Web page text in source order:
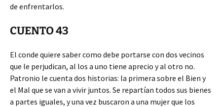
de enfrentarlos.
CUENTO 43
El conde quiere saber como debe portarse con dos vecinos
que le perjudican, al los a uno tiene aprecio y al otro no.
Patronio le cuenta dos historias: la primera sobre el Bien y
el Mal que se van a vivir juntos. Se repartían todos sus bienes
a partes iguales, y una vez buscaron a una mujer que los